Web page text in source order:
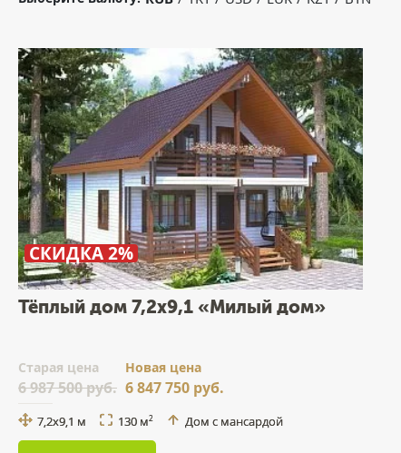
СКИДКА 2%
Тёплый дом 7,2х9,1 «Милый дом»
Cтарая цена
6 987 500 руб.
Новая цена
6 847 750 руб.
7,2х9,1 м 130 м2 Дом с мансардой